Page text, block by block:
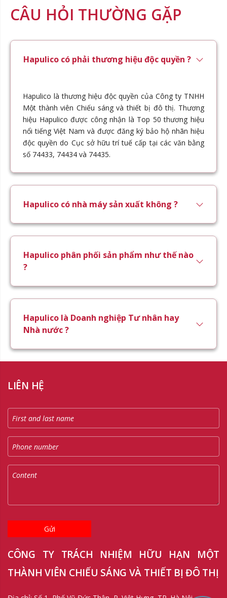
CÂU HỎI THƯỜNG GẶP
Hapulico có phải thương hiệu độc quyền ?
Hapulico là thương hiệu độc quyền của Công ty TNHH
Một thành viên Chiếu sáng và thiết bị đô thị. Thương
hiệu Hapulico được công nhận là Top 50 thương hiệu
nổi tiếng Việt Nam và được đăng ký bảo hộ nhãn hiệu
độc quyền do Cục sở hữu trí tuế cấp tại các văn bằng
số 74433, 74434 và 74435.
Hapulico có nhà máy sản xuất không ?
Hapulico phân phối sản phẩm như thế nào
?
Hapulico là Doanh nghiệp Tư nhân hay
Nhà nước ?
LIÊN HỆ
Gửi
CÔNG TY TRÁCH NHIỆM HỮU HẠN MỘT
THÀNH VIÊN CHIẾU SÁNG VÀ THIẾT BỊ ĐÔ THỊ